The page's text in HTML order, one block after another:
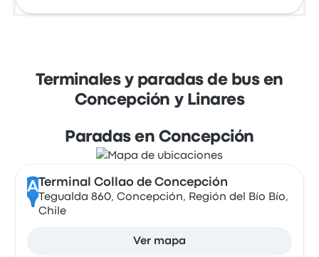
Terminales y paradas de bus en
Concepción y Linares
Paradas en Concepción
A Terminal Collao de Concepción
Tegualda 860, Concepción, Región del Bío Bío,
Chile
Ver mapa